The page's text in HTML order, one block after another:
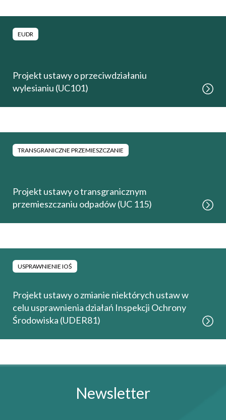
EUDR
Projekt ustawy o przeciwdziałaniu
wylesianiu (UC101)
TRANSGRANICZNE PRZEMIESZCZANIE
Projekt ustawy o transgranicznym
przemieszczaniu odpadów (UC 115)
USPRAWNIENIE IOŚ
Projekt ustawy o zmianie niektórych ustaw w
celu usprawnienia działań Inspekcji Ochrony
Środowiska (UDER81)
Newsletter